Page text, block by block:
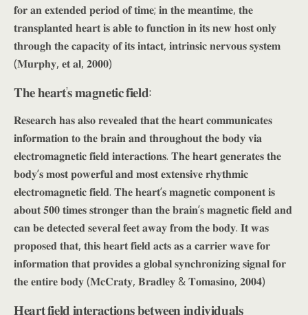
𝐟𝐨𝐫 𝐚𝐧 𝐞𝐱𝐭𝐞𝐧𝐝𝐞𝐝 𝐩𝐞𝐫𝐢𝐨𝐝 𝐨𝐟 𝐭𝐢𝐦𝐞; 𝐢𝐧 𝐭𝐡𝐞 𝐦𝐞𝐚𝐧𝐭𝐢𝐦𝐞, 𝐭𝐡𝐞
𝐭𝐫𝐚𝐧𝐬𝐩𝐥𝐚𝐧𝐭𝐞𝐝 𝐡𝐞𝐚𝐫𝐭 𝐢𝐬 𝐚𝐛𝐥𝐞 𝐭𝐨 𝐟𝐮𝐧𝐜𝐭𝐢𝐨𝐧 𝐢𝐧 𝐢𝐭𝐬 𝐧𝐞𝐰 𝐡𝐨𝐬𝐭 𝐨𝐧𝐥𝐲
𝐭𝐡𝐫𝐨𝐮𝐠𝐡 𝐭𝐡𝐞 𝐜𝐚𝐩𝐚𝐜𝐢𝐭𝐲 𝐨𝐟 𝐢𝐭𝐬 𝐢𝐧𝐭𝐚𝐜𝐭, 𝐢𝐧𝐭𝐫𝐢𝐧𝐬𝐢𝐜 𝐧𝐞𝐫𝐯𝐨𝐮𝐬 𝐬𝐲𝐬𝐭𝐞𝐦
(𝐌𝐮𝐫𝐩𝐡𝐲, 𝐞𝐭 𝐚𝐥, 𝟐𝟎𝟎𝟎)
𝐓𝐡𝐞 𝐡𝐞𝐚𝐫𝐭’𝐬 𝐦𝐚𝐠𝐧𝐞𝐭𝐢𝐜 𝐟𝐢𝐞𝐥𝐝:
𝐑𝐞𝐬𝐞𝐚𝐫𝐜𝐡 𝐡𝐚𝐬 𝐚𝐥𝐬𝐨 𝐫𝐞𝐯𝐞𝐚𝐥𝐞𝐝 𝐭𝐡𝐚𝐭 𝐭𝐡𝐞 𝐡𝐞𝐚𝐫𝐭 𝐜𝐨𝐦𝐦𝐮𝐧𝐢𝐜𝐚𝐭𝐞𝐬
𝐢𝐧𝐟𝐨𝐫𝐦𝐚𝐭𝐢𝐨𝐧 𝐭𝐨 𝐭𝐡𝐞 𝐛𝐫𝐚𝐢𝐧 𝐚𝐧𝐝 𝐭𝐡𝐫𝐨𝐮𝐠𝐡𝐨𝐮𝐭 𝐭𝐡𝐞 𝐛𝐨𝐝𝐲 𝐯𝐢𝐚
𝐞𝐥𝐞𝐜𝐭𝐫𝐨𝐦𝐚𝐠𝐧𝐞𝐭𝐢𝐜 𝐟𝐢𝐞𝐥𝐝 𝐢𝐧𝐭𝐞𝐫𝐚𝐜𝐭𝐢𝐨𝐧𝐬. 𝐓𝐡𝐞 𝐡𝐞𝐚𝐫𝐭 𝐠𝐞𝐧𝐞𝐫𝐚𝐭𝐞𝐬 𝐭𝐡𝐞
𝐛𝐨𝐝𝐲’𝐬 𝐦𝐨𝐬𝐭 𝐩𝐨𝐰𝐞𝐫𝐟𝐮𝐥 𝐚𝐧𝐝 𝐦𝐨𝐬𝐭 𝐞𝐱𝐭𝐞𝐧𝐬𝐢𝐯𝐞 𝐫𝐡𝐲𝐭𝐡𝐦𝐢𝐜
𝐞𝐥𝐞𝐜𝐭𝐫𝐨𝐦𝐚𝐠𝐧𝐞𝐭𝐢𝐜 𝐟𝐢𝐞𝐥𝐝. 𝐓𝐡𝐞 𝐡𝐞𝐚𝐫𝐭’𝐬 𝐦𝐚𝐠𝐧𝐞𝐭𝐢𝐜 𝐜𝐨𝐦𝐩𝐨𝐧𝐞𝐧𝐭 𝐢𝐬
𝐚𝐛𝐨𝐮𝐭 𝟓𝟎𝟎 𝐭𝐢𝐦𝐞𝐬 𝐬𝐭𝐫𝐨𝐧𝐠𝐞𝐫 𝐭𝐡𝐚𝐧 𝐭𝐡𝐞 𝐛𝐫𝐚𝐢𝐧’𝐬 𝐦𝐚𝐠𝐧𝐞𝐭𝐢𝐜 𝐟𝐢𝐞𝐥𝐝 𝐚𝐧𝐝
𝐜𝐚𝐧 𝐛𝐞 𝐝𝐞𝐭𝐞𝐜𝐭𝐞𝐝 𝐬𝐞𝐯𝐞𝐫𝐚𝐥 𝐟𝐞𝐞𝐭 𝐚𝐰𝐚𝐲 𝐟𝐫𝐨𝐦 𝐭𝐡𝐞 𝐛𝐨𝐝𝐲. 𝐈𝐭 𝐰𝐚𝐬
𝐩𝐫𝐨𝐩𝐨𝐬𝐞𝐝 𝐭𝐡𝐚𝐭, 𝐭𝐡𝐢𝐬 𝐡𝐞𝐚𝐫𝐭 𝐟𝐢𝐞𝐥𝐝 𝐚𝐜𝐭𝐬 𝐚𝐬 𝐚 𝐜𝐚𝐫𝐫𝐢𝐞𝐫 𝐰𝐚𝐯𝐞 𝐟𝐨𝐫
𝐢𝐧𝐟𝐨𝐫𝐦𝐚𝐭𝐢𝐨𝐧 𝐭𝐡𝐚𝐭 𝐩𝐫𝐨𝐯𝐢𝐝𝐞𝐬 𝐚 𝐠𝐥𝐨𝐛𝐚𝐥 𝐬𝐲𝐧𝐜𝐡𝐫𝐨𝐧𝐢𝐳𝐢𝐧𝐠 𝐬𝐢𝐠𝐧𝐚𝐥 𝐟𝐨𝐫
𝐭𝐡𝐞 𝐞𝐧𝐭𝐢𝐫𝐞 𝐛𝐨𝐝𝐲 (𝐌𝐜𝐂𝐫𝐚𝐭𝐲, 𝐁𝐫𝐚𝐝𝐥𝐞𝐲 & 𝐓𝐨𝐦𝐚𝐬𝐢𝐧𝐨, 𝟐𝟎𝟎𝟒)
𝐇𝐞𝐚𝐫𝐭 𝐟𝐢𝐞𝐥𝐝 𝐢𝐧𝐭𝐞𝐫𝐚𝐜𝐭𝐢𝐨𝐧𝐬 𝐛𝐞𝐭𝐰𝐞𝐞𝐧 𝐢𝐧𝐝𝐢𝐯𝐢𝐝𝐮𝐚𝐥𝐬